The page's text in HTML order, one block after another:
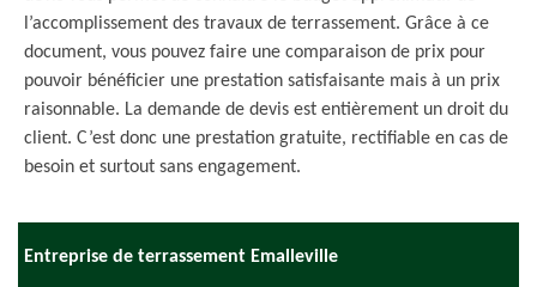
l’accomplissement des travaux de terrassement. Grâce à ce
document, vous pouvez faire une comparaison de prix pour
pouvoir bénéficier une prestation satisfaisante mais à un prix
raisonnable. La demande de devis est entièrement un droit du
client. C’est donc une prestation gratuite, rectifiable en cas de
besoin et surtout sans engagement.
Entreprise de terrassement Emalleville